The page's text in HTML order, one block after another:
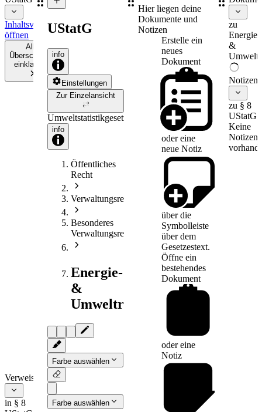
Inhaltsverzeichnis
öffnen
Alle
Überschriften
einklappen
Verweise
in § 8
UStatG
info
Einstellungen
Zur Einzelansicht
Umweltstatistikgesetz
info
Öffentliches
Recht
Verwaltungsrecht
Besonderes
Verwaltungsrecht
Energie-
&
Umweltrecht
Farbe auswählen
Farbe auswählen
Hier liegen deine
Dokumente und
Notizen
Erstelle ein
neues
Dokument
oder eine
neue Notiz
über die
Symbolleiste
über dem
Gesetzestext.
Öffne ein
bestehendes
Dokument
oder eine
Notiz
zu
Energie-
&
Notizen
zu § 8
UStatG
Keine
Notizen